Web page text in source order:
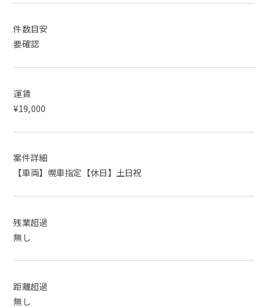
件数目安
要確認
運賃
¥19,000
案件詳細
【車両】幌車指定【休日】土日祝
残業超過
無し
距離超過
無し